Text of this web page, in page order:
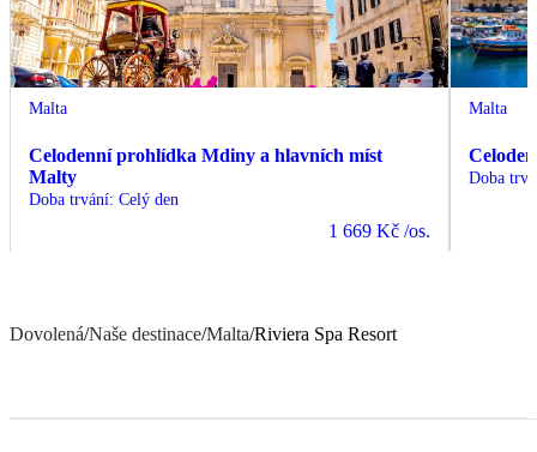
Malta
Celodenní prohlídka Mdiny a hlavních míst
Malty
Doba trvání: Celý den
1 669 Kč /os.
Malta
Doba
Dovolená/Naše destinace/Malta/Riviera Spa Resort